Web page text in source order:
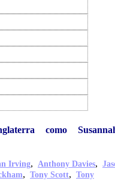
como
Irving, Anthony Davies,
, Tony Scott, Tony